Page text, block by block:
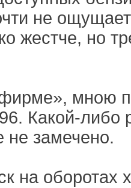
не
жестче, но
мною
Какой-
не замечено.
на оборотах